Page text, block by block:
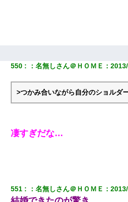
引先のトップが母方の叔父だったので
550 ：名無しさん＠ＨＯＭＥ ：
>つかみ合いながら自分のショルダ
凄すぎだな…
551 ：名無しさん＠ＨＯＭＥ ：